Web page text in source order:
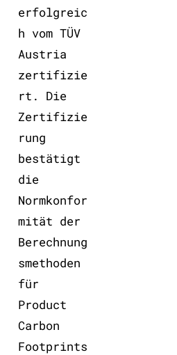
erfolgreic
h vom TÜV
Austria
zertifizie
rt. Die
Zertifizie
rung
bestätigt
die
Normkonfor
mität der
Berechnung
smethoden
für
Product
Carbon
Footprints